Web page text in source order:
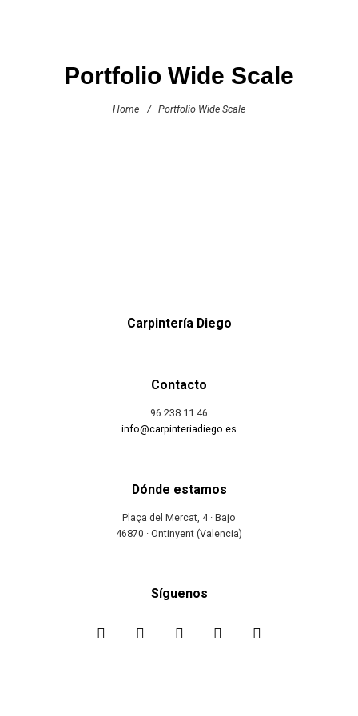
Portfolio Wide Scale
Home / Portfolio Wide Scale
Carpintería Diego
Contacto
96 238 11 46
info@carpinteriadiego.es
Dónde estamos
Plaça del Mercat, 4 · Bajo
46870 · Ontinyent (Valencia)
Síguenos